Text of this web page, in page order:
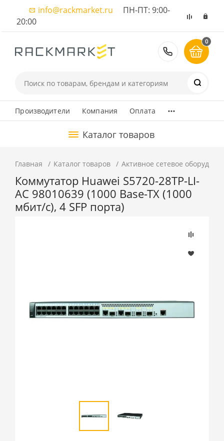
info@rackmarket.ru ПН-ПТ: 9:00-
20:00
8 (495)
0
Производители Компания Оплата ...
Каталог товаров
Главная Каталог товаров Активное сетевое
Коммутатор Huawei S5720-28TP-LI-
AC 98010639 (1000 Base-TX (1000
мбит/с), 4 SFP порта)